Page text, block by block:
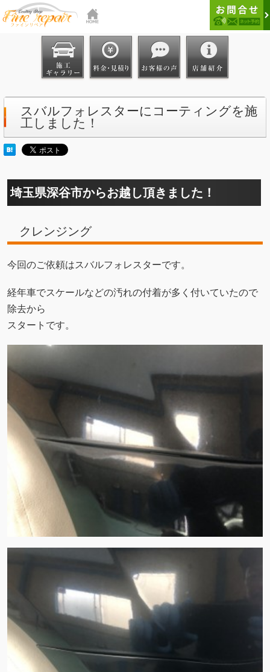
スバルフォレスターにコーティングを施
工しました！
埼玉県深谷市からお越し頂きました！
クレンジング
今回のご依頼はスバルフォレスターです。
経年車でスケールなどの汚れの付着が多く付いていたので
除去から
スタートです。